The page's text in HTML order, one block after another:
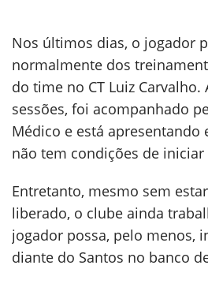
Nos últimos dias, o jogador
normalmente dos
do time no CT Luiz Carvalho.
sessões, foi acompanhado
Médico e está apresentando
não tem condições de iniciar
Entretanto, mesmo sem
liberado, o clube ainda
jogador possa, pelo menos,
diante do Santos no banco